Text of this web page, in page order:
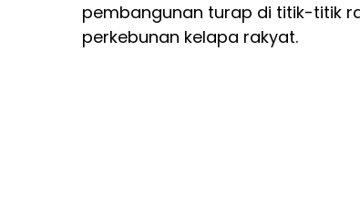
pembangunan turap di titik-titik
perkebunan kelapa rakyat.